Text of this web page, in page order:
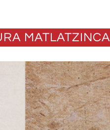
MATLATZINCA